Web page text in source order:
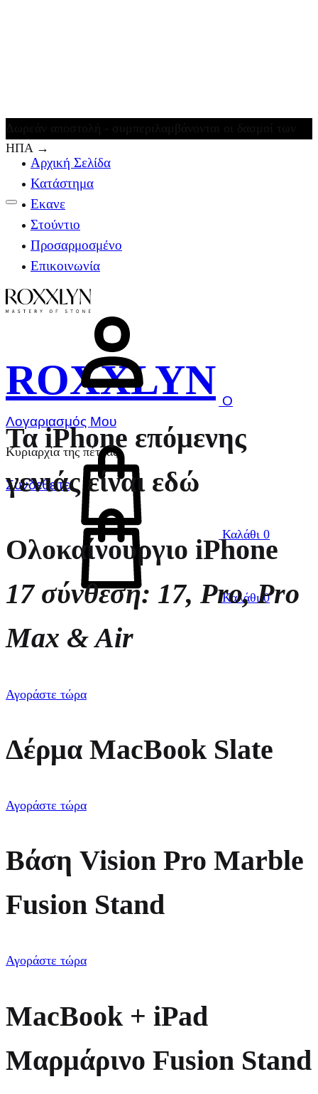
Δωρεάν αποστολή - συμπεριλαμβάνονται οι δασμοί των
ΗΠΑ →
Αρχική Σελίδα
Κατάστημα
Εκανε
Στούντιο
Προσαρμοσμένο
Επικοινωνία
ROXXLYN
Κυριαρχία της πέτρας
Συνδεθείτε
Καλάθι 0
Ο
Λογαριασμός Μου
Καλάθι 0
Τα iPhone επόμενης
γενιάς είναι εδώ
Ολοκαίνουργιο iPhone
17 σύνθεση: 17, Pro, Pro
Max & Air
Αγοράστε τώρα
Δέρμα MacBook Slate
Αγοράστε τώρα
Βάση Vision Pro Marble
Fusion Stand
Αγοράστε τώρα
MacBook + iPad
Μαρμάρινο Fusion Stand